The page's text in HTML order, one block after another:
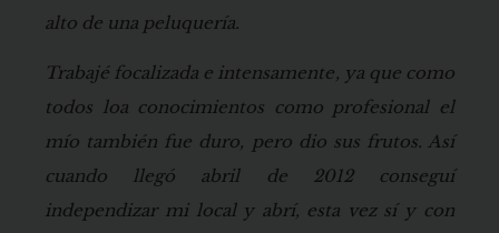
alto de una peluquería.
Trabajé focalizada e intensamente, ya que como
todos loa conocimientos como profesional el
mío también fue duro, pero dio sus frutos. Así
cuando llegó abril de 2012 conseguí
independizar mi local y abrí, esta vez sí y con